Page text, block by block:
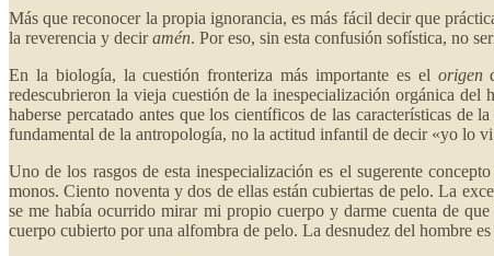
Más que reconocer la propia ignorancia, es más fácil decir que
la reverencia y deciramén. Por eso, sin esta confusión sofística, no
En la biología, la cuestión fronteriza más importante es el origen
redescubrieron la vieja cuestión de la inespecialización orgánica
haberse percatado antes que los científicos de las características de la
fundamental de la antropología, no la actitud infantil de decir «yo lo
Uno de los rasgos de esta inespecialización es el sugerente
monos. Ciento noventa y dos de ellas están cubiertas de pelo. La
se me había ocurrido mirar mi propio cuerpo y darme cuenta de
cuerpo cubierto por una alfombra de pelo. La desnudez del hombre es